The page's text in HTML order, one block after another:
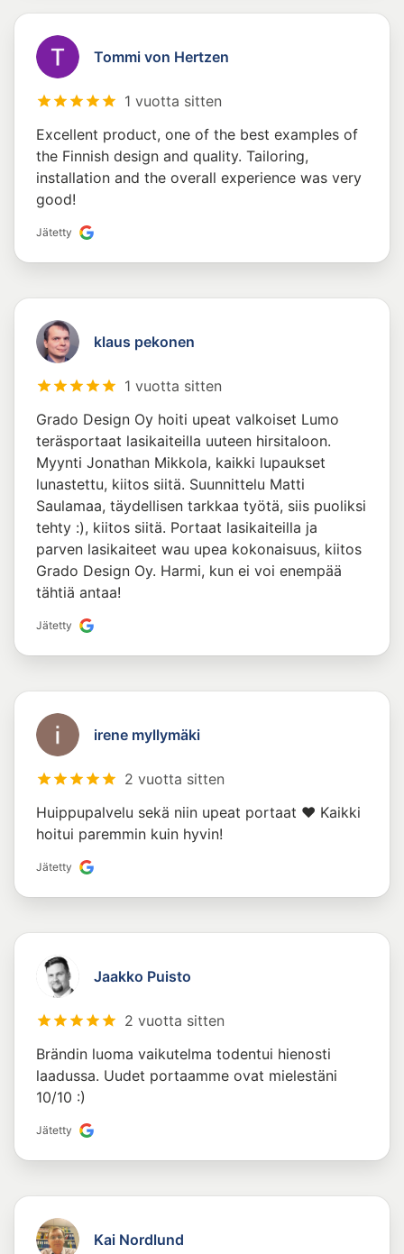
Tommi von Hertzen
1 vuotta sitten
Excellent product, one of the best examples of
the Finnish design and quality. Tailoring,
installation and the overall experience was very
good!
Jätetty
klaus pekonen
1 vuotta sitten
Grado Design Oy hoiti upeat valkoiset Lumo
teräsportaat lasikaiteilla uuteen hirsitaloon.
Myynti Jonathan Mikkola, kaikki lupaukset
lunastettu, kiitos siitä. Suunnittelu Matti
Saulamaa, täydellisen tarkkaa työtä, siis puoliksi
tehty :), kiitos siitä. Portaat lasikaiteilla ja
parven lasikaiteet wau upea kokonaisuus, kiitos
Grado Design Oy. Harmi, kun ei voi enempää
tähtiä antaa!
Jätetty
irene myllymäki
2 vuotta sitten
Huippupalvelu sekä niin upeat portaat ❤️ Kaikki
hoitui paremmin kuin hyvin!
Jätetty
Jaakko Puisto
2 vuotta sitten
Brändin luoma vaikutelma todentui hienosti
laadussa. Uudet portaamme ovat mielestäni
10/10 :)
Jätetty
Kai Nordlund